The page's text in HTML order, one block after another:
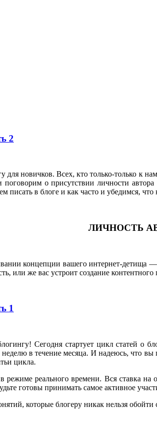
2
новичков. Всех, кто только-только к
о присутствии личности
писать в блоге и как часто и убедимся, что
ЛИЧНОСТЬ
концепции вашего интернет-детища —
или же вас устроит создание контентного
1
Сегодня стартует цикл статей
неделю в течение месяца. И надеюсь, что
цикла.
реального времени. Вся ставка
готовы принимать самое активное
которые блогеру никак нельзя